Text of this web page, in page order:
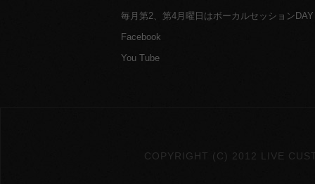
毎月第2、第4月曜日はボーカルセッションDAY
Facebook
You Tube
COPYRIGHT (C) 2012 LIVE